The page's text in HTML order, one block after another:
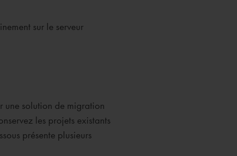
sur le serveur
une solution de migration
les projets existants
présente plusieurs